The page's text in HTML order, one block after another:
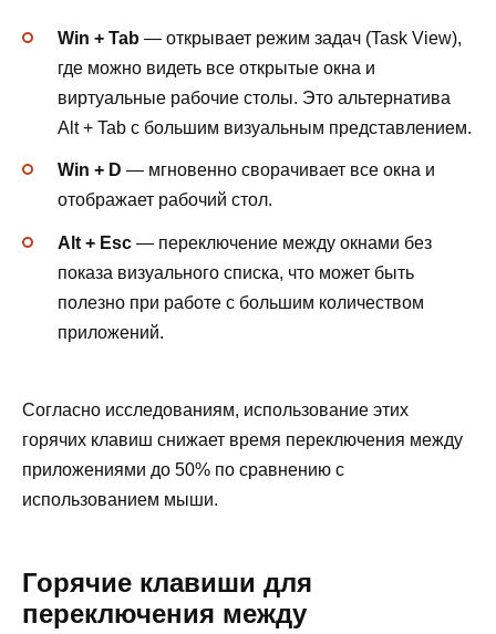
Win + Tab — открывает режим задач (Task View),
где можно видеть все открытые окна и
виртуальные рабочие столы. Это альтернатива
Alt + Tab с большим визуальным представлением.
Win + D — мгновенно сворачивает все окна и
отображает рабочий стол.
Alt + Esc — переключение между окнами без
показа визуального списка, что может быть
полезно при работе с большим количеством
приложений.
Согласно исследованиям, использование этих
горячих клавиш снижает время переключения между
приложениями до 50% по сравнению с
использованием мыши.
Горячие клавиши для
переключения между